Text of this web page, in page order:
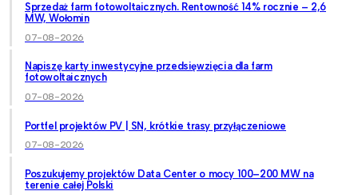
Sprzedaż farm fotowoltaicznych. Rentowność 14% rocznie – 2,6
MW, Wołomin
07-08-2026
Napiszę karty inwestycyjne przedsięwzięcia dla farm
fotowoltaicznych
07-08-2026
Portfel projektów PV | SN, krótkie trasy przyłączeniowe
07-08-2026
Poszukujemy projektów Data Center o mocy 100–200 MW na
terenie całej Polski